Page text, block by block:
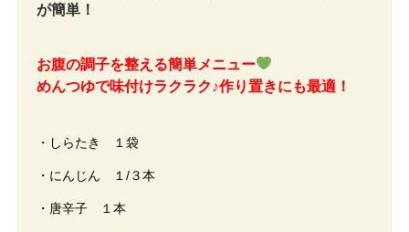
が簡単！
お腹の調子を整える簡単メニュー
めんつゆで味付けラクラク♪作り置きにも最適！
・しらたき １袋
・にんじん １/３本
・唐辛子 １本